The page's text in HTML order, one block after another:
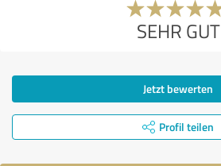
SEHR GUT
Jetzt bewerten
Profil teilen